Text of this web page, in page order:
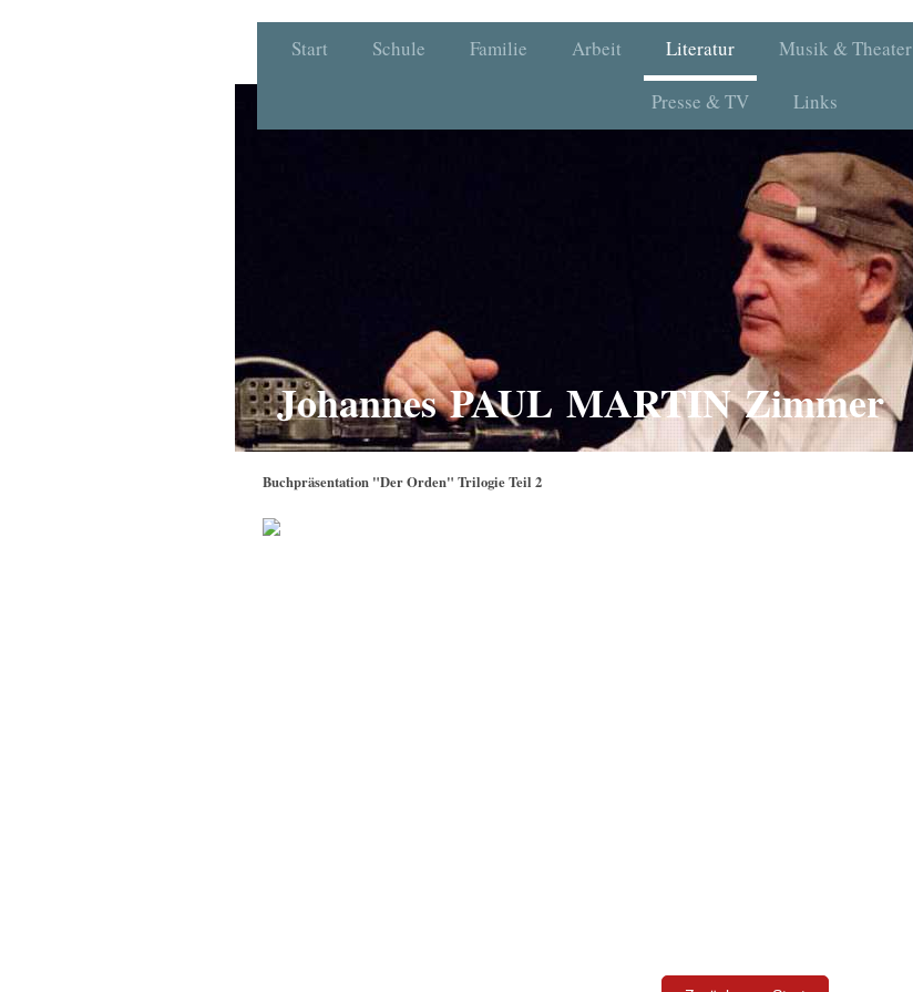
Start Schule Familie Arbeit Literatur Musik & Theater
Presse & TV Links
Johannes PAUL MARTIN Zimmer
Buchpräsentation "Der Orden" Trilogie Teil 2